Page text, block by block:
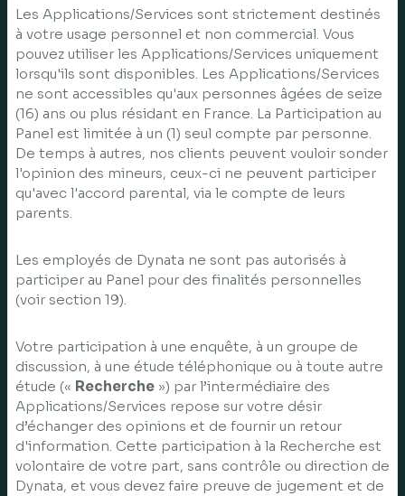
Les Applications/Services sont strictement destinés
à votre usage personnel et non commercial. Vous
pouvez utiliser les Applications/Services uniquement
lorsqu'ils sont disponibles. Les Applications/Services
ne sont accessibles qu'aux personnes âgées de seize
(16) ans ou plus résidant en France. La Participation au
Panel est limitée à un (1) seul compte par personne.
De temps à autres, nos clients peuvent vouloir sonder
l'opinion des mineurs, ceux-ci ne peuvent participer
qu'avec l'accord parental, via le compte de leurs
parents.
Les employés de Dynata ne sont pas autorisés à
participer au Panel pour des finalités personnelles
(voir section 19).
Votre participation à une enquête, à un groupe de
discussion, à une étude téléphonique ou à toute autre
étude (« Recherche ») par l’intermédiaire des
Applications/Services repose sur votre désir
d’échanger des opinions et de fournir un retour
d'information. Cette participation à la Recherche est
volontaire de votre part, sans contrôle ou direction de
Dynata, et vous devez faire preuve de jugement et de